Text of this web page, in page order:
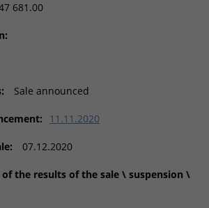
681.00
Sale announced
11.11.2020
07.12.2020
the results of the sale \ suspension \